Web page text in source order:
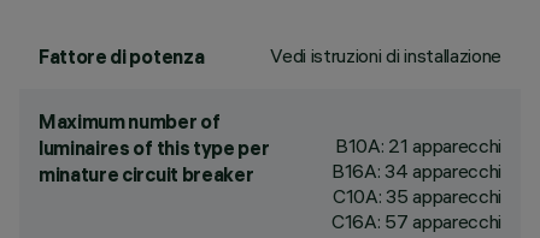
Fattore di potenza Vedi istruzioni di installazione
Maximum number of
luminaires of this type per
minature circuit breaker
B10A: 21 apparecchi
B16A: 34 apparecchi
C10A: 35 apparecchi
C16A: 57 apparecchi